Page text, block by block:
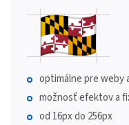
optimálne pre weby
možnosť efektov a
od 16px do 256px